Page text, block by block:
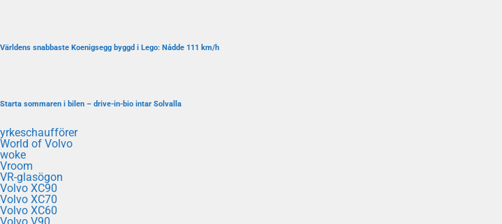
Världens snabbaste Koenigsegg byggd i Lego: Nådde 111 km/h
Starta sommaren i bilen – drive-in-bio intar Solvalla
yrkeschaufförer
World of Volvo
woke
Vroom
VR-glasögon
Volvo XC90
Volvo XC70
Volvo XC60